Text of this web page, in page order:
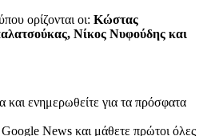
ορίζονται οι: Κώστας
Νίκος Νυφούδης και
και ενημερωθείτε για τα πρόσφατα
News και μάθετε πρώτοι όλες